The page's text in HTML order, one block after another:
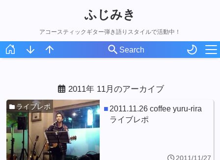
ふじみき
アコースティックギター弾き語りスタイルで活動中！
スケジュール
オリジナル曲
アコギ録
ライブ写真
2011年 11月のアーカイブ
2011.11.26 coffee yuru-rira
ライブレポ
ライブレポ
2011/11/27